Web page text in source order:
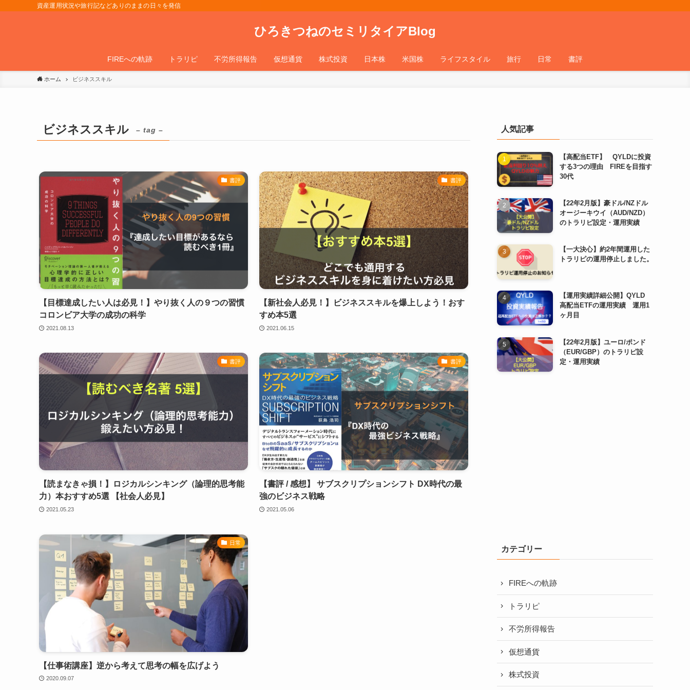
資産運用状況や旅行記などありのままの日々を発信
ひろきつねのセミリタイアBlog
FIREへの軌跡 トラリピ 不労所得報告 仮想通貨 株式投資 日本株 米国株 ライフスタイル 旅行 日常 書評
ホーム ビジネススキル
ビジネススキル – tag –
書評
【目標達成したい人は必見！】やり抜く人の９つの習慣
コロンビア大学の成功の科学
2021.08.13
書評
【新社会人必見！】ビジネススキルを爆上しよう！おす
すめ本5選
2021.06.15
書評
【読まなきゃ損！】ロジカルシンキング（論理的思考能
力）本おすすめ5選 【社会人必見】
2021.05.23
書評
【書評 / 感想】 サブスクリプションシフト DX時代の最
強のビジネス戦略
2021.05.06
日常
【仕事術講座】逆から考えて思考の幅を広げよう
2020.09.07
人気記事
【高配当ETF】 QYLDに投資
する3つの理由 FIREを目指す
30代
【22年2月版】豪ドル/NZドル
オージーキウイ（AUD/NZD）
のトラリピ設定・運用実績
【一大決心】約2年間運用した
トラリピの運用停止しました。
【運用実績詳細公開】QYLD
高配当ETFの運用実績 運用1
ヶ月目
【22年2月版】ユーロ/ポンド
（EUR/GBP）のトラリピ設
定・運用実績
カテゴリー
FIREへの軌跡
トラリピ
不労所得報告
仮想通貨
株式投資